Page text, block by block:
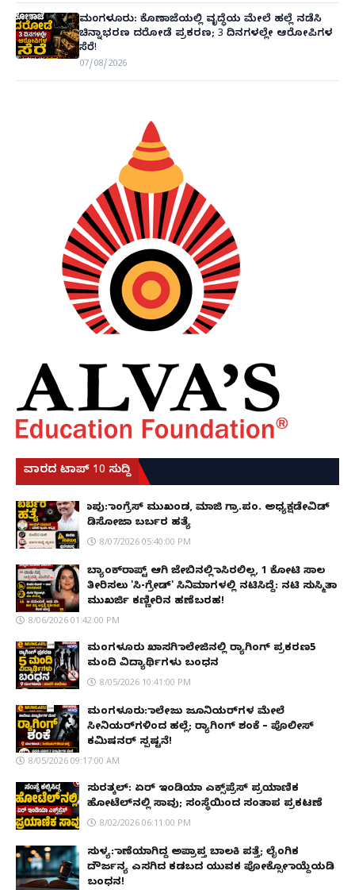
ಮಂಗಳೂರು: ಕೊಣಾಜೆಯಲ್ಲಿ ವೃದ್ಧೆಯ ಮೇಲೆ ಹಲ್ಲೆ ನಡೆಸಿ
ಚಿನ್ನಾಭರಣ ದರೋಡೆ ಪ್ರಕರಣ; 3 ದಿನಗಳಲ್ಲೇ ಆರೋಪಿಗಳ
ಸೆರೆ!
07/08/2026
ವಾರದ ಟಾಪ್ 10 ಸುದ್ದಿ
ಕಾಪು: ಕಾಂಗ್ರೆಸ್ ಮುಖಂಡ, ಮಾಜಿ ಗ್ರಾ.ಪಂ. ಅಧ್ಯಕ್ಷಡೇವಿಡ್
ಡಿಸೋಜಾ ಬರ್ಬರ ಹತ್ಯೆ
8/07/2026 05:40:00 PM
ಬ್ಯಾಂಕ್‌ರಾಪ್ಟ್‌ ಆಗಿ ಜೇಬಿನಲ್ಲಿ ಕಾಸಿರಲಿಲ್ಲ, ₹1 ಕೋಟಿ ಸಾಲ
ತೀರಿಸಲು 'ಸಿ-ಗ್ರೇಡ್' ಸಿನಿಮಾಗಳಲ್ಲಿ ನಟಿಸಿದ್ದೆ: ನಟಿ ಸುಸ್ಮಿತಾ
ಮುಖರ್ಜಿ ಕಣ್ಣೀರಿನ ಹಣೆಬರಹ!
8/06/2026 01:42:00 PM
ಮಂಗಳೂರು ಖಾಸಗಿ ಕಾಲೇಜಿನಲ್ಲಿ ರ‌್ಯಾಗಿಂಗ್ ಪ್ರಕರಣ5
ಮಂದಿ ವಿದ್ಯಾರ್ಥಿಗಳು ಬಂಧನ
8/05/2026 10:41:00 PM
ಮಂಗಳೂರು: ಕಾಲೇಜು ಜೂನಿಯರ್‌ಗಳ ಮೇಲೆ
ಸೀನಿಯರ್‌ಗಳಿಂದ ಹಲ್ಲೆ; ರ‌್ಯಾಗಿಂಗ್ ಶಂಕೆ – ಪೊಲೀಸ್
ಕಮಿಷನರ್ ಸ್ಪಷ್ಟನೆ!
8/05/2026 09:17:00 AM
ಸುರತ್ಕಲ್: ಏರ್ ಇಂಡಿಯಾ ಎಕ್ಸ್‌ಪ್ರೆಸ್ ಪ್ರಯಾಣಿಕ
ಹೋಟೆಲ್‌ನಲ್ಲಿ ಸಾವು; ಸಂಸ್ಥೆಯಿಂದ ಸಂತಾಪ ಪ್ರಕಟಣೆ
8/02/2026 06:11:00 PM
ಸುಳ್ಯ: ಕಾಣೆಯಾಗಿದ್ದ ಅಪ್ರಾಪ್ತ ಬಾಲಕಿ ಪತ್ತೆ; ಲೈಂಗಿಕ
ದೌರ್ಜನ್ಯ ಎಸಗಿದ ಕಡಬದ ಯುವಕ ಪೋಕ್ಸೋ ಕಾಯ್ದೆಯಡಿ
ಬಂಧನ!